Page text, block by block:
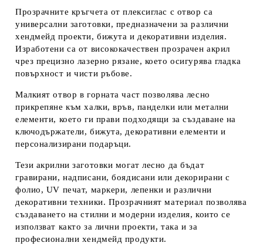
Ние ще се свържем с вас в рамките на работния ден.
Прозрачните кръгчета от плексиглас с отвор са
универсални заготовки, предназначени за различни
хендмейд проекти, бижута и декоративни изделия.
Изработени са от висококачествен прозрачен акрил
чрез прецизно лазерно рязане, което осигурява гладка
повърхност и чисти ръбове.
Малкият отвор в горната част позволява лесно
прикрепяне към халки, връв, панделки или метални
елементи, което ги прави подходящи за създаване на
ключодържатели, бижута, декоративни елементи и
персонализирани подаръци.
Тези акрилни заготовки могат лесно да бъдат
гравирани, надписани, боядисани или декорирани с
фолио, UV печат, маркери, лепенки и различни
декоративни техники. Прозрачният материал позволява
създаването на стилни и модерни изделия, които се
използват както за лични проекти, така и за
професионални хендмейд продукти.